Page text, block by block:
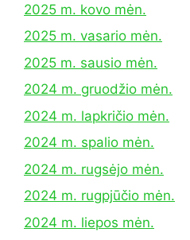
2025 m. kovo mėn.
2025 m. vasario mėn.
2025 m. sausio mėn.
2024 m. gruodžio mėn.
2024 m. lapkričio mėn.
2024 m. spalio mėn.
2024 m. rugsėjo mėn.
2024 m. rugpjūčio mėn.
2024 m. liepos mėn.